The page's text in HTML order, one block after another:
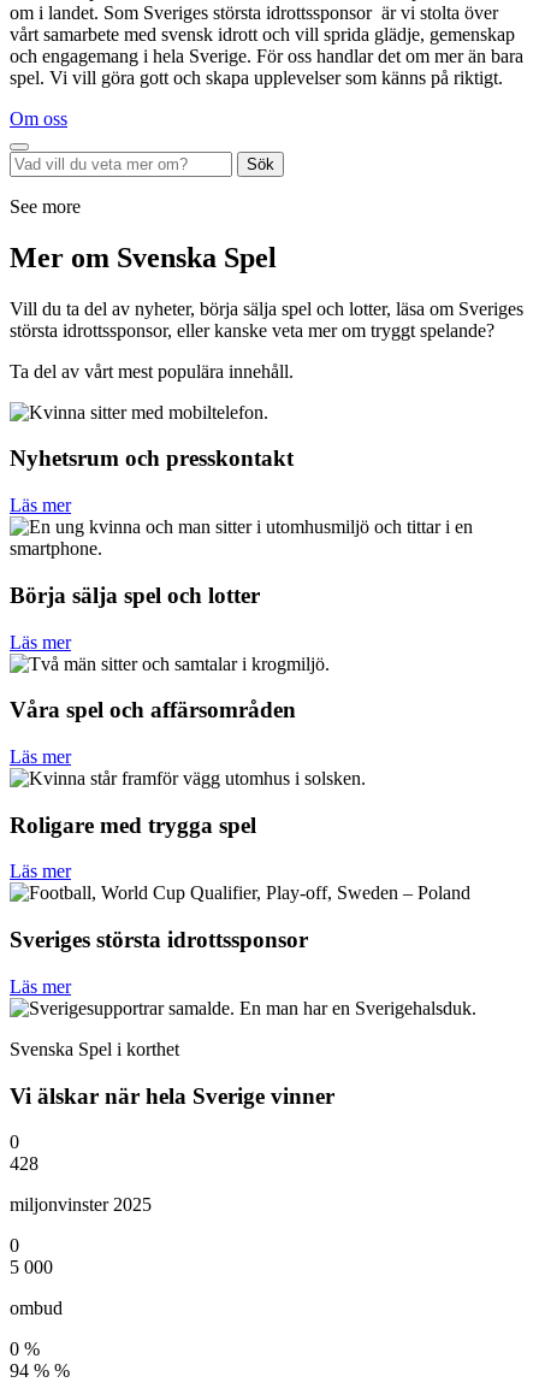
om i landet. Som Sveriges största idrottssponsor är vi stolta över
vårt samarbete med svensk idrott och vill sprida glädje, gemenskap
och engagemang i hela Sverige. För oss handlar det om mer än bara
spel. Vi vill göra gott och skapa upplevelser som känns på riktigt.
Om oss
Sök
See more
Mer om Svenska Spel
Vill du ta del av nyheter, börja sälja spel och lotter, läsa om Sveriges
största idrottssponsor, eller kanske veta mer om tryggt spelande?
Ta del av vårt mest populära innehåll.
Nyhetsrum och presskontakt
Läs mer
Börja sälja spel och lotter
Läs mer
Våra spel och affärsområden
Läs mer
Roligare med trygga spel
Läs mer
Sveriges största idrottssponsor
Läs mer
Svenska Spel i korthet
Vi älskar när hela Sverige vinner
0
428
miljonvinster 2025
0
5 000
ombud
0 %
94 % %